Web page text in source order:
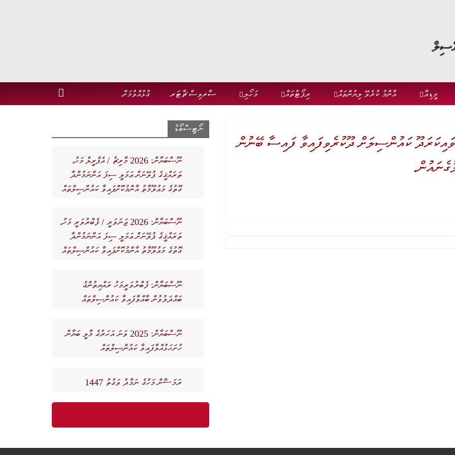
މީޑިއާ އާންމު ކުރެވޭ ލިޔުންތައް ރިޕޯޓުތައް މަހޯލި ސާރވިސް ޗާޓަރ ގުޅުއްވުމަށް
ވައިކަރަދޫ ކައުންސިލަށް ދޫކުރެވިފައިވާ ފައިސާ ބޭނުން
ނޯޓިސްބޯޑު
ނޫސްބަޔާން: 2026 މާރިޗު / އެޕްރީލް މަހު،
ތަރައްޤީގެ ޕުލޭނަށް ޢަމަލީ ސިފަ އަންނަމުންދާ
ގޮތުގެ މަޢުލޫމާތު އާންމުކޮށްފައިވާ ކައުންސިލްތައް
ނޫސްބަޔާން: 2026 ޖަނަވަރީ / ފެބްރުވަރީ މަހު،
ތަރައްޤީގެ ޕުލޭނަށް ޢަމަލީ ސިފަ އަންނަމުންދާ
ގޮތުގެ މަޢުލޫމާތު އާންމުކޮށްފައިވާ ކައުންސިލްތައް
ނޫސްބަޔާން: ފެބްރުވަރީމަހު ރައްޔިތުންގެ
ބައްދަލުވުން ބާއްވާފައިވާ ކައުންސިލްތައް
ނޫސްބަޔާން: 2025 ވަނަ އަހަރުގެ މާލީ ބަޔާން
ހުށަހަޅުއްވާފައިވާ ކައުންސިލްތައް
ރަމަޟާން މަހުގެ ނަމާދު ވަގުތު 1447